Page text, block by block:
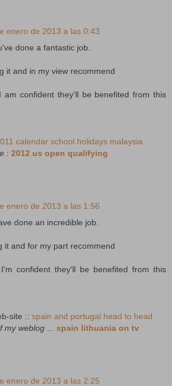
enero de 2013 a las 0:43
done a fantastic job.
it and in my view recommend
am confident they'll be benefited from this
calendar school holidays malaysia
: 2012 us open qualifying
enero de 2013 a las 1:56
done an incredible job.
it and for my part recommend
confident they'll be benefited from this
site :: spain and portugal head to head
my weblog
spain lithuania on tv
enero de 2013 a las 2:25